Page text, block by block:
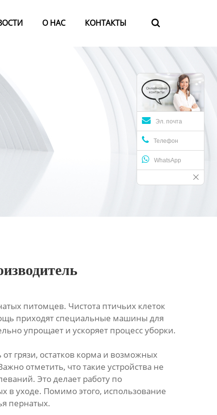
О HАС КОНТАКТЫ 
Эл. почта
Телефон
WhatsApp
питомцев. Чистота птичьих клеток
приходят специальные машины для
упрощает и ускоряет процесс уборки.
грязи, остатков корма и возможных
отметить, что такие устройства не
Это делает работу по
в уходе. Помимо этого, использование
пернатых.